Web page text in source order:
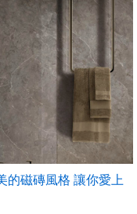
的磁磚風格 讓你愛上